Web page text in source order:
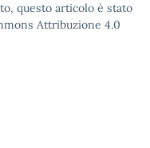
questo articolo è stato
Attribuzione 4.0